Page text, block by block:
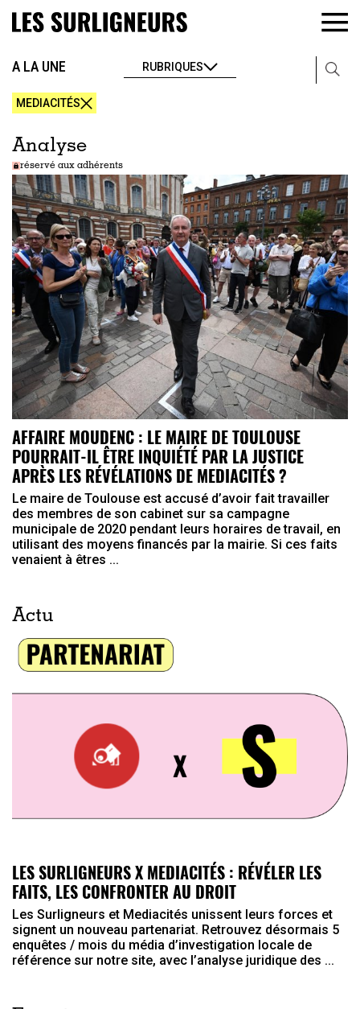
A LA UNE RUBRIQUES
MEDIACITÉS
Analyse
réservé aux adhérents
AFFAIRE MOUDENC : LE MAIRE DE TOULOUSE
POURRAIT-IL ÊTRE INQUIÉTÉ PAR LA JUSTICE
APRÈS LES RÉVÉLATIONS DE MEDIACITÉS ?
Le maire de Toulouse est accusé d’avoir fait travailler
des membres de son cabinet sur sa campagne
municipale de 2020 pendant leurs horaires de travail, en
utilisant des moyens financés par la mairie. Si ces faits
venaient à êtres ...
Actu
LES SURLIGNEURS X MEDIACITÉS : RÉVÉLER LES
FAITS, LES CONFRONTER AU DROIT
Les Surligneurs et Mediacités unissent leurs forces et
signent un nouveau partenariat. Retrouvez désormais 5
enquêtes / mois du média d’investigation locale de
référence sur notre site, avec l’analyse juridique des ...